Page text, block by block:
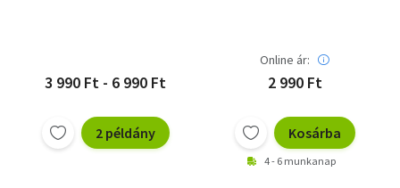
3 990 Ft - 6 990 Ft
2 példány
Online ár:
2 990 Ft
Kosárba
4 - 6 munkanap